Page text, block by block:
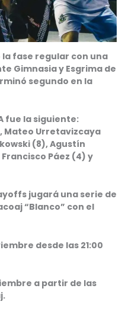
la fase regular con una
Gimnasia y Esgrima de
segundo en la
fue la siguiente:
Mateo Urretavizcaya
(8), Agustín
Páez (4) y
jugará una serie de
“Blanco” con el
desde las 21:00
a partir de las